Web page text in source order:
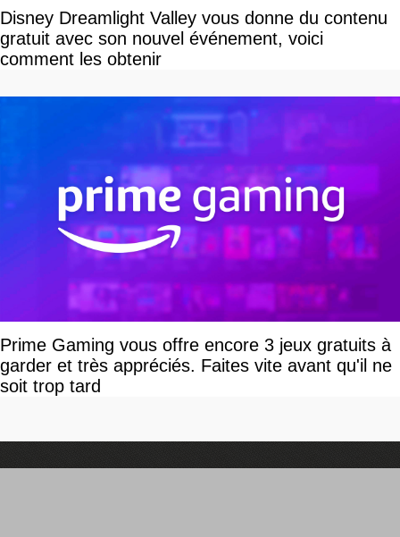
Disney Dreamlight Valley vous donne du contenu
gratuit avec son nouvel événement, voici
comment les obtenir
Prime Gaming vous offre encore 3 jeux gratuits à
garder et très appréciés. Faites vite avant qu'il ne
soit trop tard